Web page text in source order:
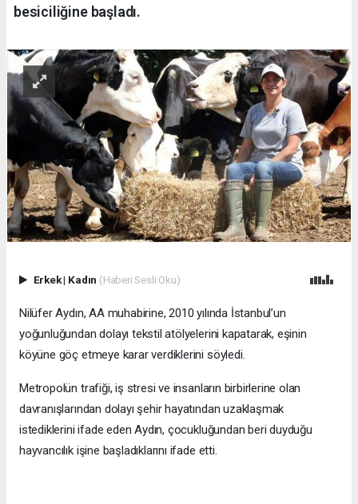
besiciliğine başladı.
Erkek| Kadın (Haberi Sesli Oku)
Nilüfer Aydın, AA muhabirine, 2010 yılında İstanbul’un
yoğunluğundan dolayı tekstil atölyelerini kapatarak, eşinin
köyüne göç etmeye karar verdiklerini söyledi.
Metropolün trafiği, iş stresi ve insanların birbirlerine olan
davranışlarından dolayı şehir hayatından uzaklaşmak
istediklerini ifade eden Aydın, çocukluğundan beri duyduğu
hayvancılık işine başladıklarını ifade etti.